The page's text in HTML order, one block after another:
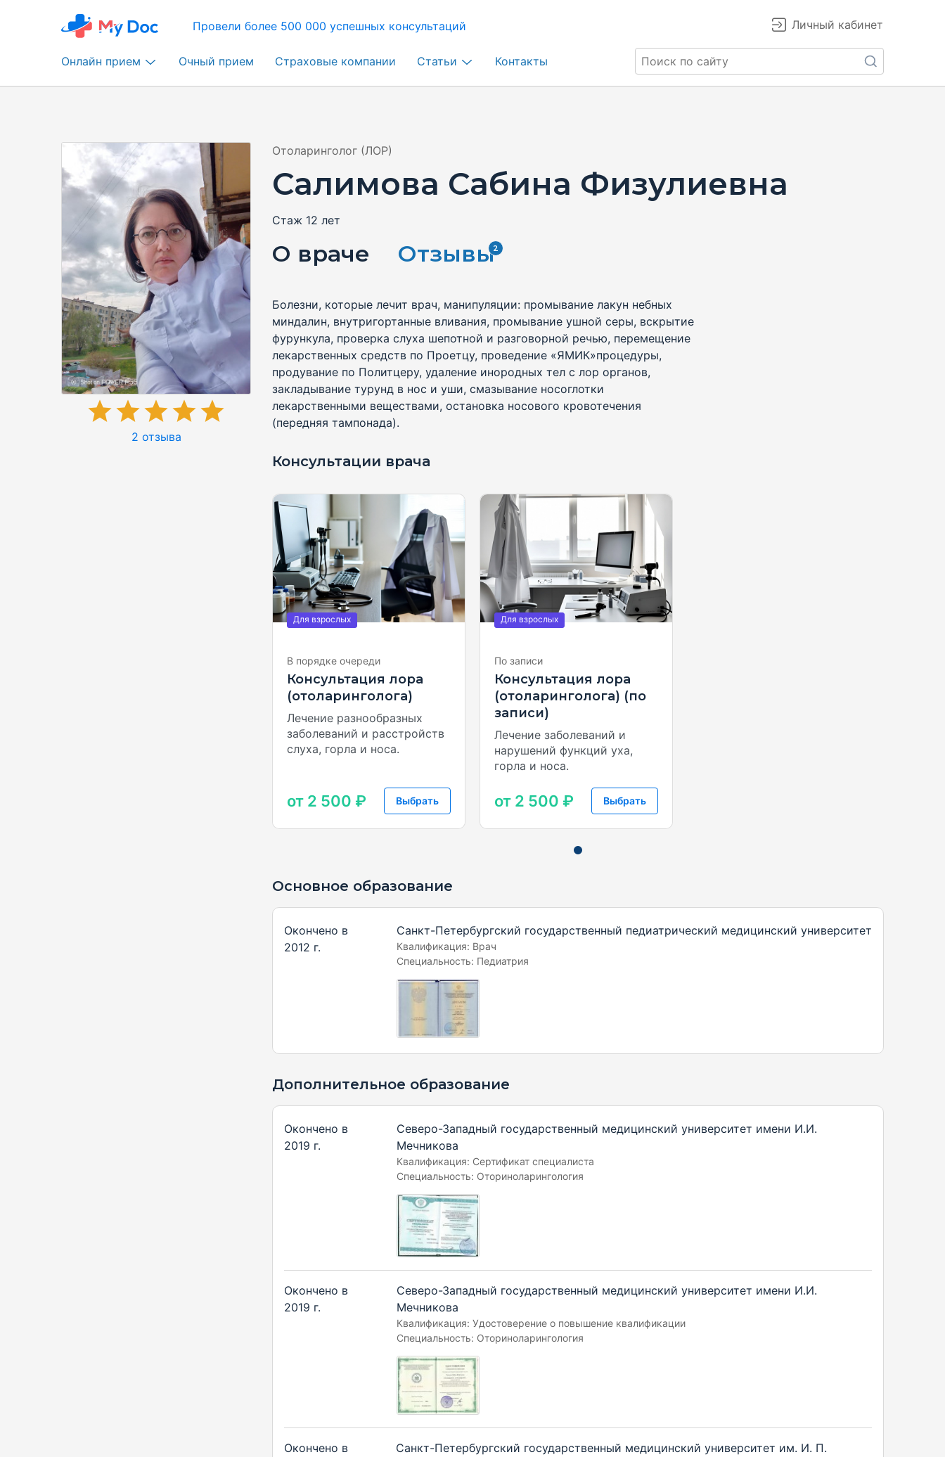
Личный кабинет
Провели более 500 000 успешных консультаций
Онлайн прием Очный прием Страховые компании Статьи Контакты
2 отзыва
Отоларинголог (ЛОР)
Салимова Сабина Физулиевна
Стаж 12 лет
О враче Отзывы2
Болезни, которые лечит врач, манипуляции: промывание лакун небных
миндалин, внутригортанные вливания, промывание ушной серы, вскрытие
фурункула, проверка слуха шепотной и разговорной речью, перемещение
лекарственных средств по Проетцу, проведение «ЯМИК»процедуры,
продувание по Политцеру, удаление инородных тел с лор органов,
закладывание турунд в нос и уши, смазывание носоглотки
лекарственными веществами, остановка носового кровотечения
(передняя тампонада).
Консультации врача
Для взрослых
В порядке очереди
Консультация лора
(отоларинголога)
Лечение разнообразных
заболеваний и расстройств
слуха, горла и носа.
от 2 500 ₽ Выбрать
Для взрослых
По записи
Консультация лора
(отоларинголога) (по
записи)
Лечение заболеваний и
нарушений функций уха,
горла и носа.
от 2 500 ₽ Выбрать
Основное образование
Окончено в
2012 г.
Санкт-Петербургский государственный педиатрический медицинский университет
Квалификация: Врач
Специальность: Педиатрия
Дополнительное образование
Окончено в
2019 г.
Северо-Западный государственный медицинский университет имени И.И.
Мечникова
Квалификация: Сертификат специалиста
Специальность: Оториноларингология
Окончено в
2019 г.
Северо-Западный государственный медицинский университет имени И.И.
Мечникова
Квалификация: Удостоверение о повышение квалификации
Специальность: Оториноларингология
Окончено в
Санкт-Петербургский государственный медицинский университет им. И. П.